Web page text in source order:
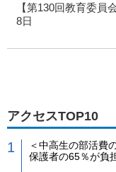
【第130回教育委員
8日
アクセスTOP10
＜中高生の部活費
保護者の65％が負